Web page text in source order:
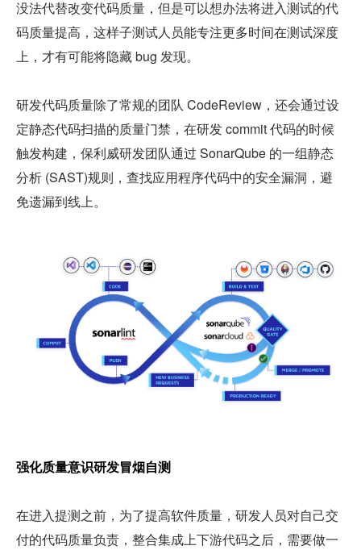
没法代替改变代码质量，但是可以想办法将进入测试的代
码质量提高，这样子测试人员能专注更多时间在测试深度
上，才有可能将隐藏 bug 发现。
研发代码质量除了常规的团队 CodeReview，还会通过设
定静态代码扫描的质量门禁，在研发 commit 代码的时候
触发构建，保利威研发团队通过 SonarQube 的一组静态
分析 (SAST)规则，查找应用程序代码中的安全漏洞，避
免遗漏到线上。
强化质量意识研发冒烟自测
在进入提测之前，为了提高软件质量，研发人员对自己交
付的代码质量负责，整合集成上下游代码之后，需要做一